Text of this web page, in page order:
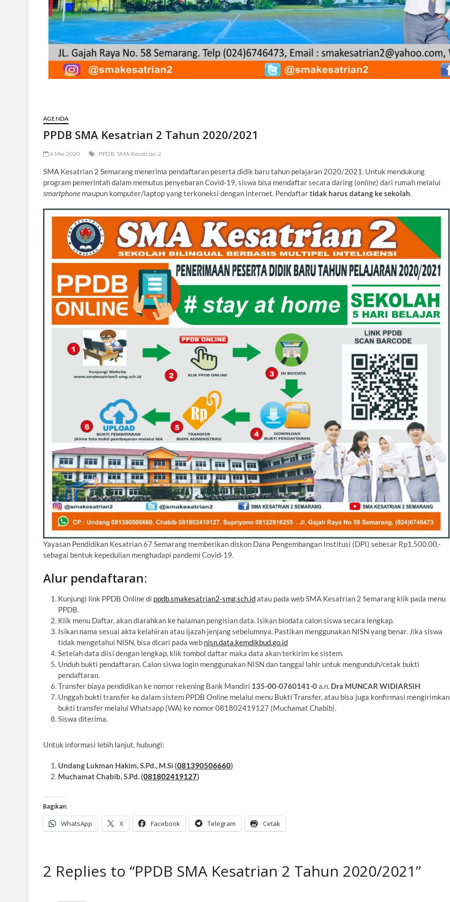
AGENDA
PPDB SMA Kesatrian 2 Tahun 2020/2021
4 Mei 2020 PPDB SMA Kesatrian 2
SMA Kesatrian 2 Semarang menerima pendaftaran peserta didik baru tahun pelajaran 2020/2021. Untuk mendukung
program pemerintah dalam memutus penyebaran Covid-19, siswa bisa mendaftar secara daring (online) dari rumah melalui
smartphone maupun komputer/laptop yang terkoneksi dengan internet. Pendaftartidak harus datang ke sekolah.
Yayasan Pendidikan Kesatrian 67 Semarang memberikan diskon Dana Pengembangan Institusi (DPI) sebesar Rp1.500.00,-
sebagai bentuk kepedulian menghadapi pandemi Covid-19.
Alur pendaftaran:
Kunjungi link PPDB Online di ppdb.smakesatrian2-smg.sch.idatau pada web SMA Kesatrian 2 Semarang klik pada menu
PPDB.
Klik menu Daftar, akan diarahkan ke halaman pengisian data. Isikan biodata calon siswa secara lengkap.
Isikan nama sesuai akta kelahiran atau ijazah jenjang sebelumnya. Pastikan menggunakan NISN yang benar. Jika siswa
tidak mengetahui NISN, bisa dicari pada web nisn.data.kemdikbud.go.id
Setelah data diisi dengan lengkap, klik tombol daftar maka data akan terkirim ke sistem.
Unduh bukti pendaftaran. Calon siswa login menggunakan NISN dan tanggal lahir untuk mengunduh/cetak bukti
pendaftaran.
Transfer biaya pendidikan ke nomor rekening Bank Mandiri 135-00-0760141-0a.n. Dra MUNCAR WIDIARSIH
Unggah bukti transfer ke dalam sistem PPDB Online melalui menu Bukti Transfer, atau bisa juga konfirmasi mengirimkan
bukti transfer melalui Whatsapp (WA) ke nomor 081802419127 (Muchamat Chabib).
Siswa diterima.
Untuk informasi lebih lanjut, hubungi:
Undang Lukman Hakim, S.Pd., M.Si (081390506660)
Muchamat Chabib, S.Pd. (081802419127)
Bagikan:
WhatsApp X Facebook Telegram Cetak
2 Replies to “PPDB SMA Kesatrian 2 Tahun 2020/2021”